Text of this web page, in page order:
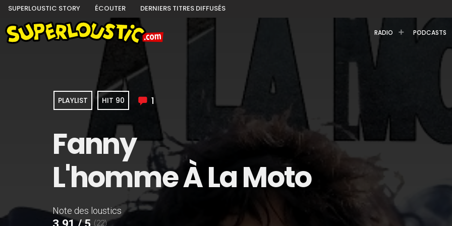
SUPERLOUSTIC STORY ÉCOUTER DERNIERS TITRES DIFFUSÉS
RADIO PODCASTS
PLAYLIST HIT 90 1
Fanny
L'homme À La Moto
Note des loustics
(22)